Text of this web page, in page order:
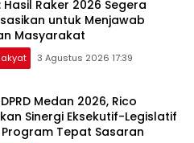
Hasil Raker 2026 Segera
untuk Menjawab
Masyarakat
3 Agustus 2026 17:39
Medan 2026, Rico
Sinergi Eksekutif-Legislatif
Program Tepat Sasaran